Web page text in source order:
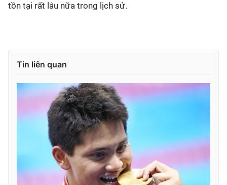
tồn tại rất lâu nữa trong lịch sử.
Tin liên quan